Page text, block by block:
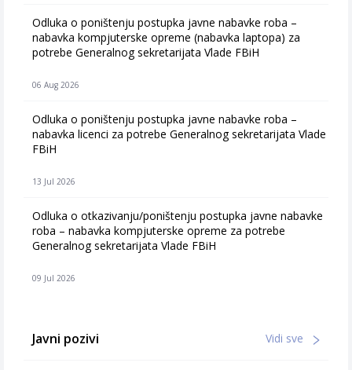
Odluka o poništenju postupka javne nabavke roba –
nabavka kompjuterske opreme (nabavka laptopa) za
potrebe Generalnog sekretarijata Vlade FBiH
06 Aug 2026
Odluka o poništenju postupka javne nabavke roba –
nabavka licenci za potrebe Generalnog sekretarijata Vlade
FBiH
13 Jul 2026
Odluka o otkazivanju/poništenju postupka javne nabavke
roba – nabavka kompjuterske opreme za potrebe
Generalnog sekretarijata Vlade FBiH
09 Jul 2026
Javni pozivi Vidi sve